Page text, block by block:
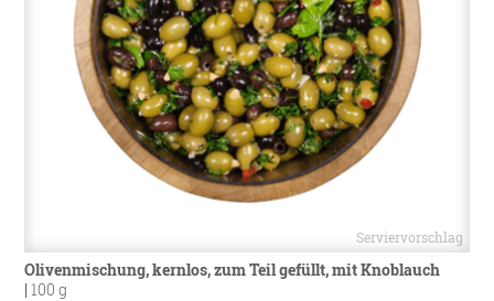
Olivenmischung, kernlos, zum Teil gefüllt, mit Knoblauch
|100 g